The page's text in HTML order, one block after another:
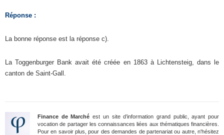
Réponse :
La bonne réponse est la réponse c).
La Toggenburger Bank avait été créée en 1863 à Lichtensteig, dans le
canton de Saint-Gall.
Finance de Marché est un site d’information grand public, ayant pour
vocation de partager les connaissances liées aux thématiques financières.
Pour en savoir plus, pour des demandes de partenariat ou autre, n'hésitez